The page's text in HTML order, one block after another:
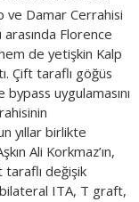
ve Damar Cerrahisi
Florence
de yetişkin Kalp
Çift taraflı göğüs
uygulamasını
yıllar birlikte
Ali Korkmaz’ın,
taraflı değişik
ITA, T graft,